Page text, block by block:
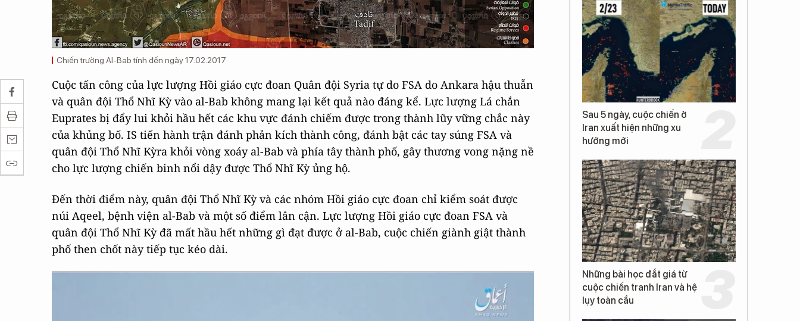
Chiến trường Al-Bab tính đến ngày 17.02.2017
Cuộc tấn công của lực lượng Hồi giáo cực đoan Quân đội Syria tự do FSA do Ankara hậu thuẫn
và quân đội Thổ Nhĩ Kỳ vào al-Bab không mang lại kết quả nào đáng kể. Lực lượng Lá chắn
Euprates bị đẩy lui khỏi hầu hết các khu vực đánh chiếm được trong thành lũy vững chắc này
của khủng bố. IS tiến hành trận đánh phản kích thành công, đánh bật các tay súng FSA và
quân đội Thổ Nhĩ Kỳra khỏi vòng xoáy al-Bab và phía tây thành phố, gây thương vong nặng nề
cho lực lượng chiến binh nổi dậy được Thổ Nhĩ Kỳ ủng hộ.
Đến thời điểm này, quân đội Thổ Nhĩ Kỳ và các nhóm Hồi giáo cực đoan chỉ kiểm soát được
núi Aqeel, bệnh viện al-Bab và một số điểm lân cận. Lực lượng Hồi giáo cực đoan FSA và
quân đội Thổ Nhĩ Kỳ đã mất hầu hết những gì đạt được ở al-Bab, cuộc chiến giành giật thành
phố then chốt này tiếp tục kéo dài.
Sau 5 ngày, cuộc chiến ở
Iran xuất hiện những xu
hướng mới
Những bài học đắt giá từ
cuộc chiến tranh Iran và hệ
lụy toàn cầu